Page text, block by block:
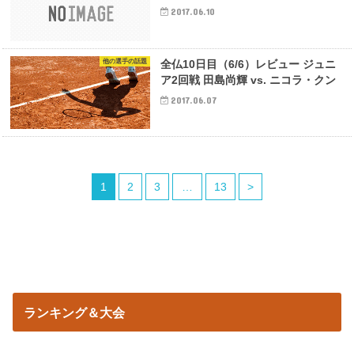
2017.06.10
他の選手の話題
全仏10日目（6/6）レビュー ジュニ
ア2回戦 田島尚輝 vs. ニコラ・クン
2017.06.07
1 2 3 13 >
ランキング＆大会